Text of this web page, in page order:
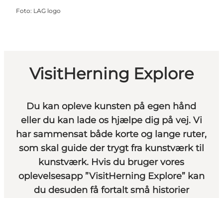
Foto: LAG logo
VisitHerning Explore
Du kan opleve kunsten på egen hånd
eller du kan lade os hjælpe dig på vej. Vi
har sammensat både korte og lange ruter,
som skal guide der trygt fra kunstværk til
kunstværk. Hvis du bruger vores
oplevelsesapp ”VisitHerning Explore” kan
du desuden få fortalt små historier